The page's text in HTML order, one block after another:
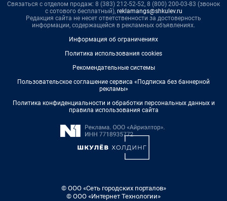
Связаться с отделом продаж: 8 (383) 212-52-52, 8 (800) 200-03-83 (звонок
с сотового бесплатный), reklamangs@shkulev.ru
Редакция сайта не несет ответственности за достоверность
информации, содержащейся в рекламных объявлениях.
Информация об ограничениях
Политика использования cookies
Рекомендательные системы
Пользовательское соглашение сервиса «Подписка без баннерной
рекламы»
Политика конфиденциальности и обработки персональных данных и
правила использования сайта
© ООО «Сеть городских порталов»
© ООО «Интернет Технологии»